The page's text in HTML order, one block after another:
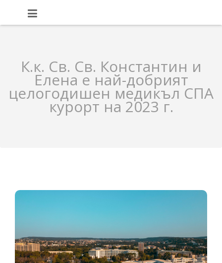
К.к. Св. Св. Константин и
Елена е най-добрият
целогодишен медикъл СПА
курорт на 2023 г.